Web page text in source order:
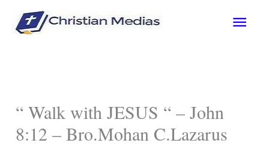
“ Walk with JESUS “ – John
8:12 – Bro.Mohan C.Lazarus